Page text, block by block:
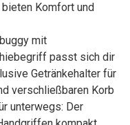
Komfort und
mit
passt sich dir
Getränkehalter für
verschließbaren Korb
unterwegs: Der